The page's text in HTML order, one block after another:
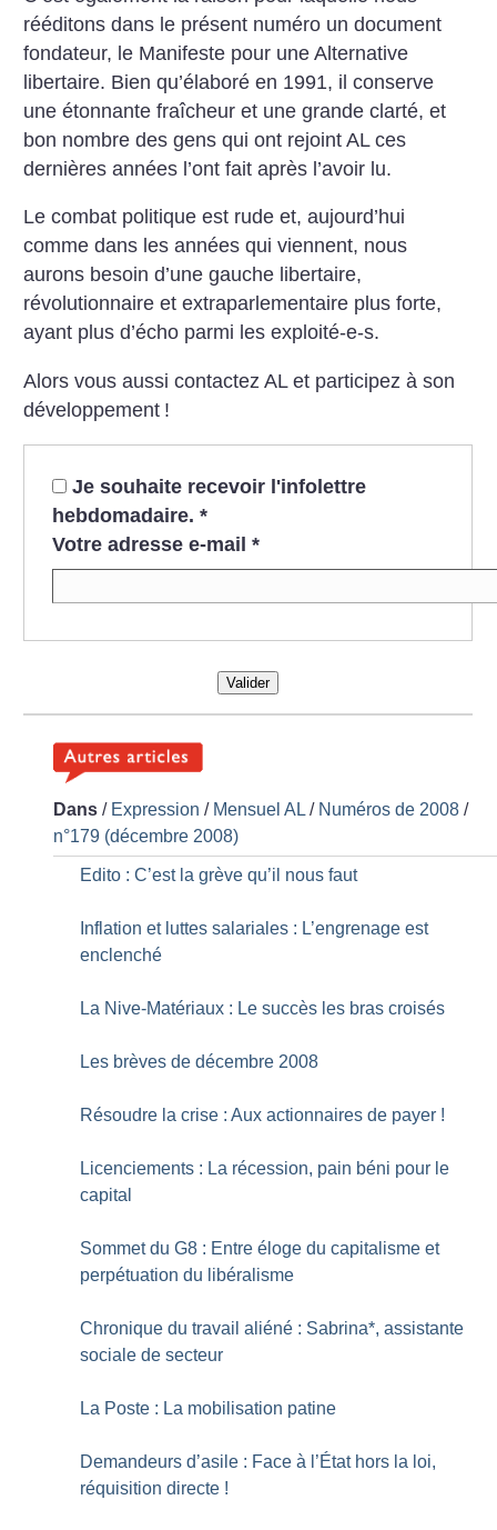
rééditons dans le présent numéro un document
fondateur, le Manifeste pour une Alternative
libertaire. Bien qu’élaboré en 1991, il conserve
une étonnante fraîcheur et une grande clarté, et
bon nombre des gens qui ont rejoint AL ces
dernières années l’ont fait après l’avoir lu.
Le combat politique est rude et, aujourd’hui
comme dans les années qui viennent, nous
aurons besoin d’une gauche libertaire,
révolutionnaire et extraparlementaire plus forte,
ayant plus d’écho parmi les exploité-e-s.
Alors vous aussi contactez AL et participez à son
développement !
Je souhaite recevoir l'infolettre
hebdomadaire. *
Votre adresse e-mail *
Valider
Dans / Expression / Mensuel AL / Numéros de 2008 /
n°179 (décembre 2008)
Edito : C’est la grève qu’il nous faut
Inflation et luttes salariales : L’engrenage est
enclenché
La Nive-Matériaux : Le succès les bras croisés
Les brèves de décembre 2008
Résoudre la crise : Aux actionnaires de payer !
Licenciements : La récession, pain béni pour le
capital
Sommet du G8 : Entre éloge du capitalisme et
perpétuation du libéralisme
Chronique du travail aliéné : Sabrina*, assistante
sociale de secteur
La Poste : La mobilisation patine
Demandeurs d’asile : Face à l’État hors la loi,
réquisition directe !